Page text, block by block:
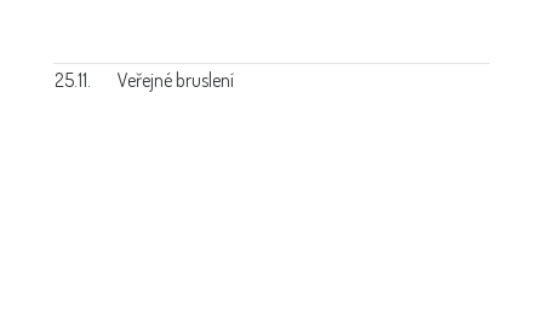
25.11. Veřejné bruslení